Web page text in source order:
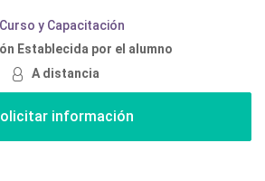
Curso y Capacitación
Establecida por el alumno
A distancia